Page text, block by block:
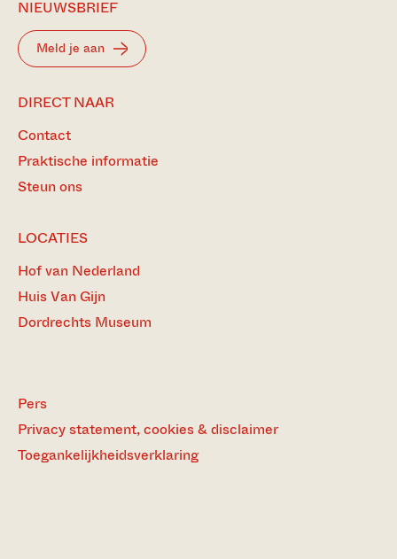
NIEUWSBRIEF
Meld je aan
DIRECT NAAR
Contact
Praktische informatie
Steun ons
LOCATIES
Hof van Nederland
Huis Van Gijn
Dordrechts Museum
Pers
Privacy statement, cookies & disclaimer
Toegankelijkheidsverklaring